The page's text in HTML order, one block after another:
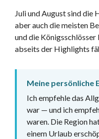
Juli und August sind die
aber auch die meisten
und die
abseits der Highlights
Meine persönliche
Ich empfehle das
war — und ich
waren. Die Region
einem Urlaub